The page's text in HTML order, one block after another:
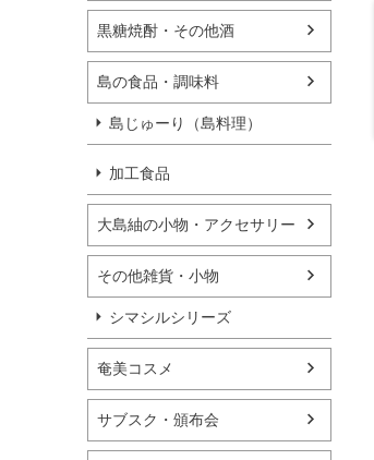
黒糖焼酎・その他酒
島の食品・調味料
島じゅーり（島料理）
加工食品
大島紬の小物・アクセサリー
その他雑貨・小物
シマシルシリーズ
奄美コスメ
サブスク・頒布会